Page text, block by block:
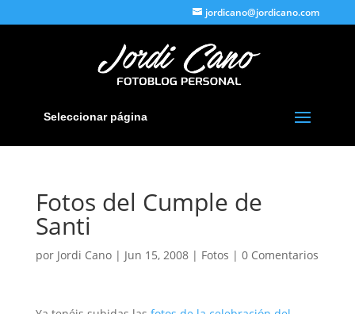
jordicano@jordicano.com
Seleccionar página
Fotos del Cumple de
Santi
por Jordi Cano| Jun 15, 2008| Fotos | 0 Comentarios